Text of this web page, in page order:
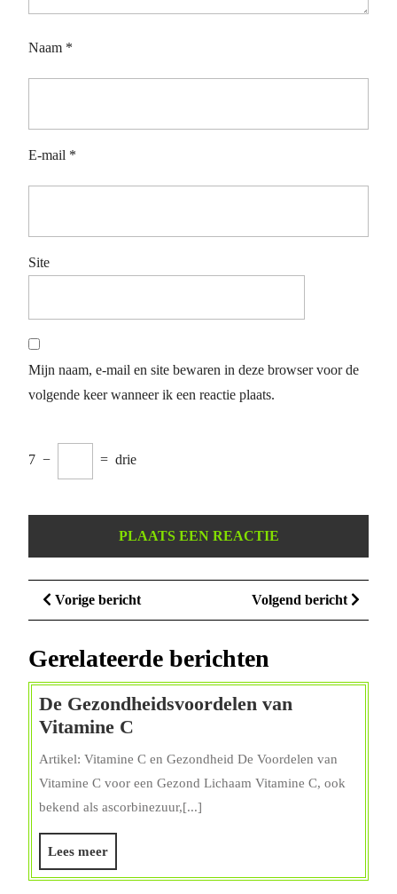
Naam *
E-mail *
Site
Mijn naam, e-mail en site bewaren in deze browser voor de
volgende keer wanneer ik een reactie plaats.
7 − = drie
Berichtnavigatie
Vorige berichtVorige
bericht
Volgend bericht
bericht
Gerelateerde berichten
De Gezondheidsvoordelen van
Vitamine C
Gezondheidsvoordelen
Vitamine
C
Artikel: Vitamine C en Gezondheid De Voordelen van
Vitamine C voor een Gezond Lichaam Vitamine C, ook
bekend als ascorbinezuur,[...]
Lees meerLees
meer